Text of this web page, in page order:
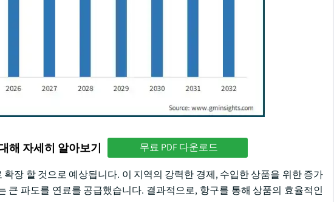
해 자세히 알아보기 무료 PDF 다운로드
확장 할 것으로 예상됩니다. 이 지역의 강력한 경제, 수입한 상품을 위한 증가
큰 파도를 연료를 공급했습니다. 결과적으로, 항구를 통해 상품의 효율적인